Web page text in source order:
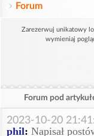
Forum
Zarezerwuj unikatowy
wymieniaj
Forum pod
2023-10-20
phil: Napisał